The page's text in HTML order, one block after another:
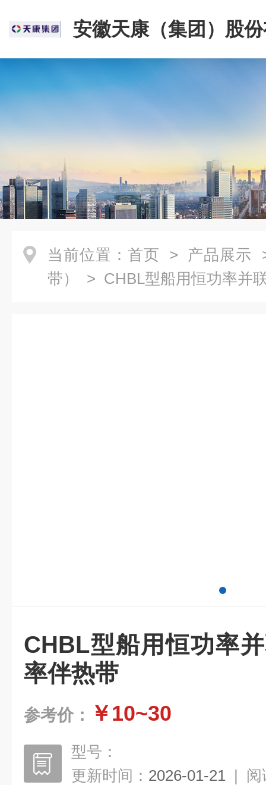
安徽天康（集团）股
司
当前位置： 首页 > 产品展示
带）
> CHBL型船用恒功率并
CHBL型船用恒功率
率伴热带
参考价： ￥10~30
型号：
更新时间： 2026-01-21 | 阅